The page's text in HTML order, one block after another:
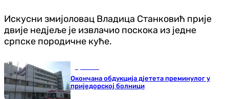
Искусни змијоловац Владица Станковић прије
двије недјеље је извлачио поскока из једне
српске породичне куће.
Окончана обдукција дјетета преминулог у
приједорској болници